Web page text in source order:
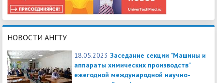
НОВОСТИ АНГТУ
18.05.2023 Заседание секции "Машины и
аппараты химических производств"
ежегодной международной научно-